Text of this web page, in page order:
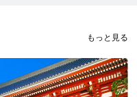
もっと見る